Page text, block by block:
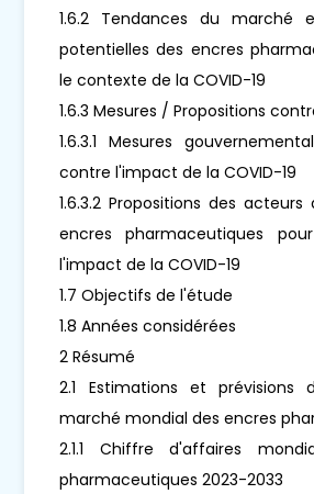
1.6.2 Tendances du marché
potentielles des encres
le contexte de la COVID-19
1.6.3 Mesures / Propositions
1.6.3.1 Mesures
contre l'impact de la COVID-19
1.6.3.2 Propositions des
encres pharmaceutiques
l'impact de la COVID-19
1.7 Objectifs de l'étude
1.8 Années considérées
2 Résumé
2.1 Estimations et
marché mondial des encres
2.1.1 Chiffre d'affaires
pharmaceutiques 2023-2033